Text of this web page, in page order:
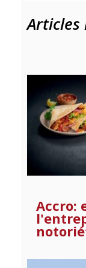
Articles
Accro: